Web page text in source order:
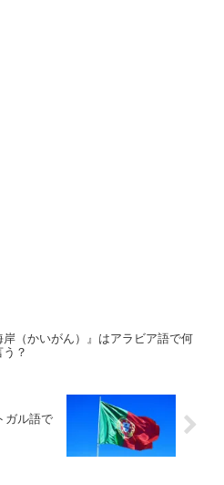
岸（かいがん）』はアラビア語で何
う？
ガル語で